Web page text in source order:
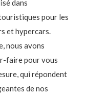
dans
pour les
et hypercars.
nous avons
faire pour vous
qui répondent
de nos